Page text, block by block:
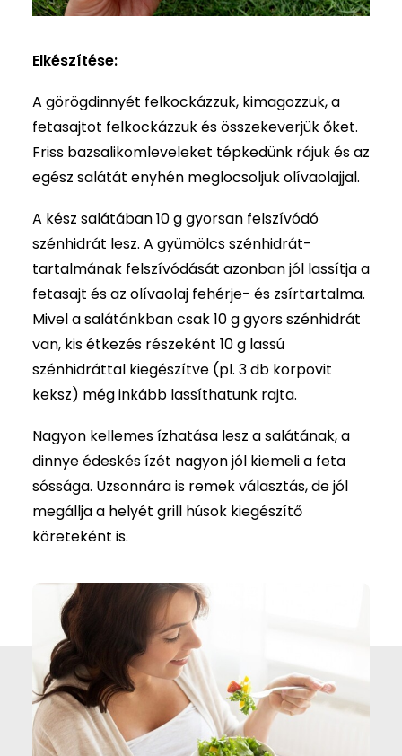
Elkészítése:
A görögdinnyét felkockázzuk, kimagozzuk, a
fetasajtot felkockázzuk és összekeverjük őket.
Friss bazsalikomleveleket tépkedünk rájuk és az
egész salátát enyhén meglocsoljuk olívaolajjal.
A kész salátában 10 g gyorsan felszívódó
szénhidrát lesz. A gyümölcs szénhidrát-
tartalmának felszívódását azonban jól lassítja a
fetasajt és az olívaolaj fehérje- és zsírtartalma.
Mivel a salátánkban csak 10 g gyors szénhidrát
van, kis étkezés részeként 10 g lassú
szénhidráttal kiegészítve (pl. 3 db korpovit
keksz) még inkább lassíthatunk rajta.
Nagyon kellemes ízhatása lesz a salátának, a
dinnye édeskés ízét nagyon jól kiemeli a feta
sóssága. Uzsonnára is remek választás, de jól
megállja a helyét grill húsok kiegészítő
köreteként is.